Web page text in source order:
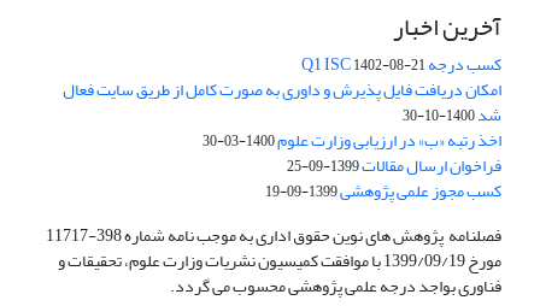
آخرین اخبار
کسب درجه Q1 ISC1402-08-21
امکان دریافت فایل پذیرش و داوری به صورت کامل از طریق سایت فعال
شد1400-10-30
اخذ رتبه «ب» در ارزیابی وزارت علوم1400-03-30
فراخوان ارسال مقالات1399-09-25
کسب مجوز علمی پژوهشی1399-09-19
فصلنامه پژوهش های نوین حقوق اداری به موجب نامه شماره 398-11717
مورخ 1399/09/19 با موافقت کمیسیون نشریات وزارت علوم، تحقیقات و
فناوری بواجد درجه علمی پژوهشی محسوب می گردد.